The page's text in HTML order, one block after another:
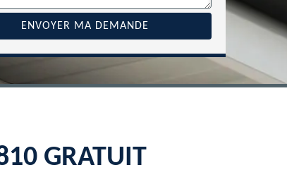
GRATUIT